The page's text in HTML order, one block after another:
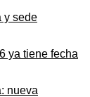
ya tiene fecha